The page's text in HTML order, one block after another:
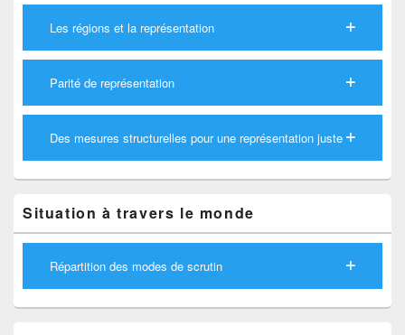
Les régions et la représentation
Parité de représentation
Des mesures structurelles pour une représentation juste
Situation à travers le monde
Répartition des modes de scrutin